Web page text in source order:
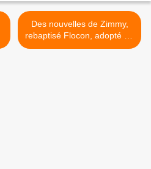
Des nouvelles de Zimmy,
rebaptisé Flocon, adopté en
octobre 2024 ! >